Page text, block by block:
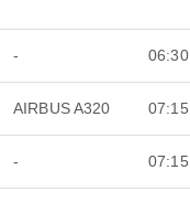
- 06:30
AIRBUS A320 07:15
- 07:15